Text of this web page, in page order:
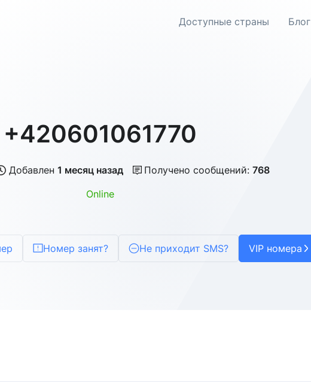
Доступные страны Блог
+420601061770
Добавлен 1 месяц назад Получено сообщений: 768
Online
Номер занят? Не приходит SMS? VIP номера